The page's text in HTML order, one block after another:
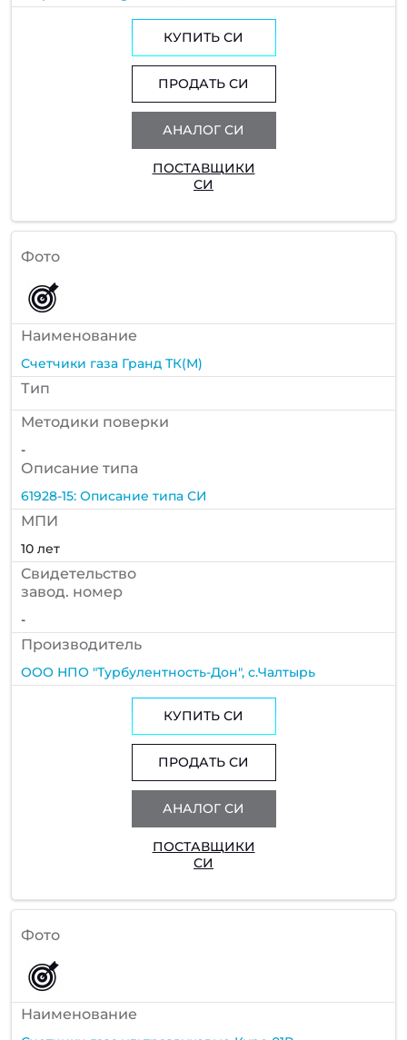
КУПИТЬ СИ
ПРОДАТЬ СИ
АНАЛОГ СИ
ПОСТАВЩИКИ
СИ
Фото
Наименование
Счетчики газа Гранд ТК(М)
Тип
Методики поверки
-
Описание типа
61928-15: Описание типа СИ
МПИ
10 лет
Cвидетельство
завод. номер
-
Производитель
ООО НПО "Турбулентность-Дон", с.Чалтырь
КУПИТЬ СИ
ПРОДАТЬ СИ
АНАЛОГ СИ
ПОСТАВЩИКИ
СИ
Фото
Наименование